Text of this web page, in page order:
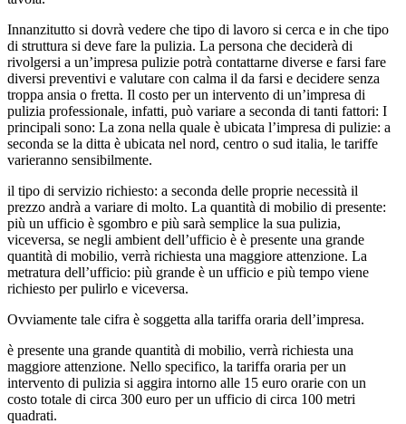
Innanzitutto si dovrà vedere che tipo di lavoro si cerca e in che tipo
di struttura si deve fare la pulizia. La persona che deciderà di
rivolgersi a un’impresa pulizie potrà contattarne diverse e farsi fare
diversi preventivi e valutare con calma il da farsi e decidere senza
troppa ansia o fretta. Il costo per un intervento di un’impresa di
pulizia professionale, infatti, può variare a seconda di tanti fattori: I
principali sono: La zona nella quale è ubicata l’impresa di pulizie: a
seconda se la ditta è ubicata nel nord, centro o sud italia, le tariffe
varieranno sensibilmente.
il tipo di servizio richiesto: a seconda delle proprie necessità il
prezzo andrà a variare di molto. La quantità di mobilio di presente:
più un ufficio è sgombro e più sarà semplice la sua pulizia,
viceversa, se negli ambient dell’ufficio è è presente una grande
quantità di mobilio, verrà richiesta una maggiore attenzione. La
metratura dell’ufficio: più grande è un ufficio e più tempo viene
richiesto per pulirlo e viceversa.
Ovviamente tale cifra è soggetta alla tariffa oraria dell’impresa.
è presente una grande quantità di mobilio, verrà richiesta una
maggiore attenzione. Nello specifico, la tariffa oraria per un
intervento di pulizia si aggira intorno alle 15 euro orarie con un
costo totale di circa 300 euro per un ufficio di circa 100 metri
quadrati.